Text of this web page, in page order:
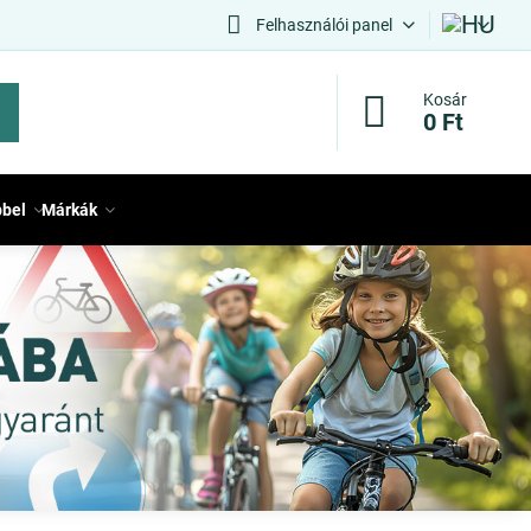
Felhasználói panel
Kosár
0 Ft
Márkák